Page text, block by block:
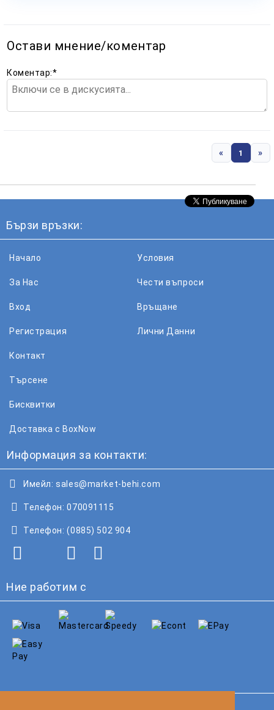
Остави мнение/коментар
Коментар:*
« 1 »
Бързи връзки:
Начало
За Нас
Вход
Регистрация
Условия
Чести въпроси
Връщане
Лични Данни
Контакт
Търсене
Бисквитки
Доставка с BoxNow
Информация за контакти:
Имейл: sales@market-behi.com
Телефон: 070091115
Телефон: (0885) 502 904
Ние работим с